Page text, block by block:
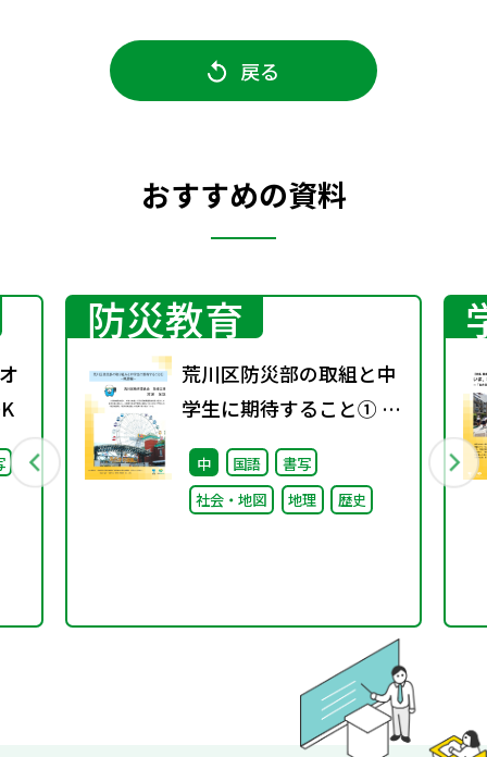
戻る
おすすめの資料
防災教育
荒川区防災部の取組と中
学生に期待すること① ～
概要編～
中 国語
書写
社会・地図
地理 歴史